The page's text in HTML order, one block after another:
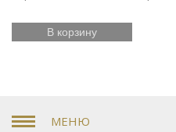
В корзину